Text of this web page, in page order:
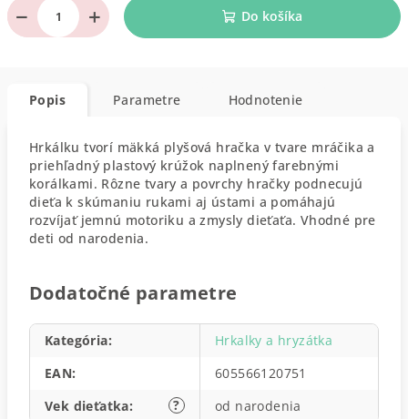
+
− Do košíka
Popis Parametre Hodnotenie
Hrkálku tvorí mäkká plyšová hračka v tvare mráčika a
priehľadný plastový krúžok naplnený farebnými
korálkami. Rôzne tvary a povrchy hračky podnecujú
dieťa k skúmaniu rukami aj ústami a pomáhajú
rozvíjať jemnú motoriku a zmysly dieťaťa. Vhodné pre
deti od narodenia.
Dodatočné parametre
Kategória:
Hrkalky a hryzátka
EAN:
605566120751
?
Vek dieťatka: od narodenia